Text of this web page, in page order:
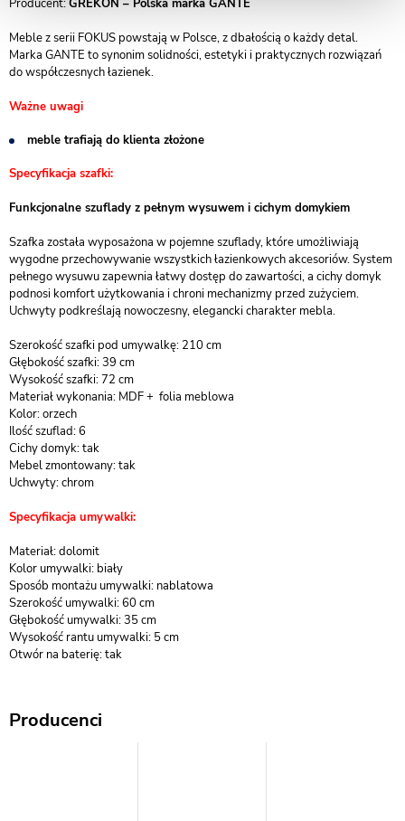
Producent:GREKON – Polska marka GANTE
Meble z serii FOKUS powstają w Polsce, z dbałością o każdy detal.
Marka GANTE to synonim solidności, estetyki i praktycznych rozwiązań
do współczesnych łazienek.
Ważne uwagi
meble trafiają do klienta złożone
Specyfikacja szafki:
Funkcjonalne szuflady z pełnym wysuwem i cichym domykiem
Szafka została wyposażona w pojemne szuflady, które umożliwiają
wygodne przechowywanie wszystkich łazienkowych akcesoriów. System
pełnego wysuwu zapewnia łatwy dostęp do zawartości, a cichy domyk
podnosi komfort użytkowania i chroni mechanizmy przed zużyciem.
Uchwyty podkreślają nowoczesny, elegancki charakter mebla.
Szerokość szafki pod umywalkę: 210 cm
Głębokość szafki: 39 cm
Wysokość szafki: 72 cm
Materiał wykonania: MDF + folia meblowa
Kolor: orzech
Ilość szuflad: 6
Cichy domyk: tak
Mebel zmontowany: tak
Uchwyty: chrom
Specyfikacja umywalki:
Materiał: dolomit
Kolor umywalki: biały
Sposób montażu umywalki: nablatowa
Szerokość umywalki: 60 cm
Głębokość umywalki: 35 cm
Wysokość rantu umywalki: 5 cm
Otwór na baterię: tak
Producenci